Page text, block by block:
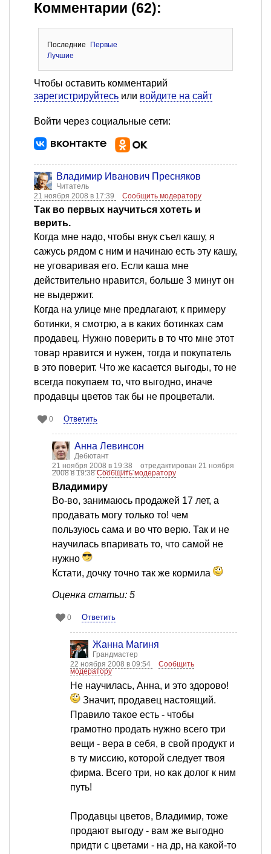
Комментарии (62):
Последние
Первые
Лучшие
Чтобы оставить комментарий
зарегистрируйтесь или войдите на сайт
Войти через социальные сети:
Владимир Иванович Пресняков
Читатель
21 ноября 2008 в 17:39
Сообщить модератору
Так во первых научиться хотеть и
верить.
Когда мне надо, чтобы внук съел кашу, я
сажусь рядом с ним и начинаю есть эту кашу,
не уговаривая его. Если каша мне
действительно нравится, больше 3 минут он
не выдержит.
Когда на улице мне предлагают, к примеру
ботинки, я смотрю, а в каких ботинках сам
продавец. Нужно поверить в то что мне этот
товар нравится и нужен, тогда и покупатель
в это поверит. Что же касается выгоды, то не
всегда покупаем то, что выгодно, иначе
продавцы цветов так бы не процветали.
0 Ответить
Анна Левинсон
Дебютант
21 ноября 2008 в 19:38
отредактирован 21 ноября
2008 в 19:38Сообщить модератору
Владимиру
Во-во, занимаюсь продажей 17 лет, а
продавать могу только то! чем
пользуюсь сама и во что верю. Так и не
научилась впаривать то, что самой не
нужно
Кстати, дочку точно так же кормила
Оценка статьи: 5
0 Ответить
Жанна Магиня
Грандмастер
22 ноября 2008 в 09:54
Сообщить
модератору
Не научилась, Анна, и это здорово!
Значит, продавец настоящий.
Правило такое есть - чтобы
грамотно продать нужно всего три
вещи - вера в себя, в свой продукт и
в ту миссию, которой следует твоя
фирма. Всего три, но как долог к ним
путь!
Продавцы цветов, Владимир, тоже
продают выгоду - вам же выгодно
придти с цветами - на др, на какой-то